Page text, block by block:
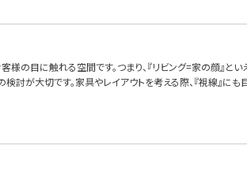
様の目に触れる空間です。つまり、『リビング=家の顔』と
討が大切です。家具やレイアウトを考える際、『視線』に